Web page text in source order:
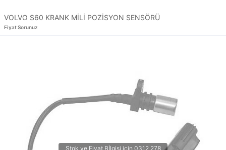
VOLVO S60 KRANK MİLİ POZİSYON SENSÖRÜ
Fiyat Sorunuz